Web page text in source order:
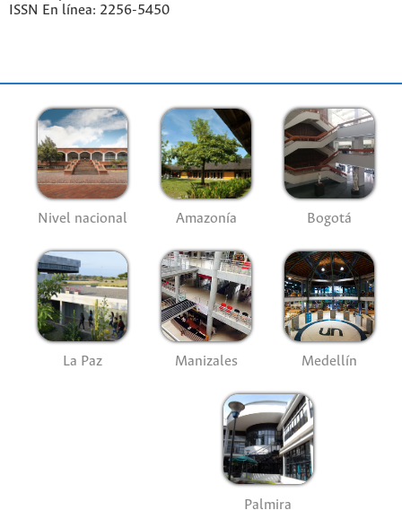
ISSN En línea: 2256-5450
Nivel nacional Amazonía Bogotá
La Paz Manizales Medellín
Palmira